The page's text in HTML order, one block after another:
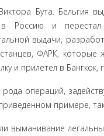
Бута. Бельгия
Россию и перестал
выдачи,
ФАРК, которые
и прилетел в
операций,
примере,
выманивание